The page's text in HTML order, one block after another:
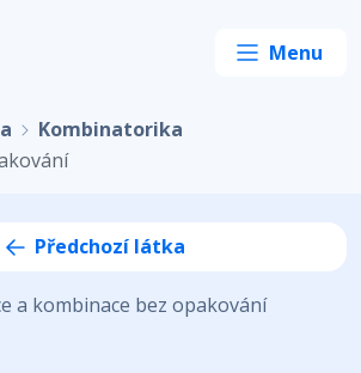
Kombinatorika
Předchozí látka
a kombinace bez opakování